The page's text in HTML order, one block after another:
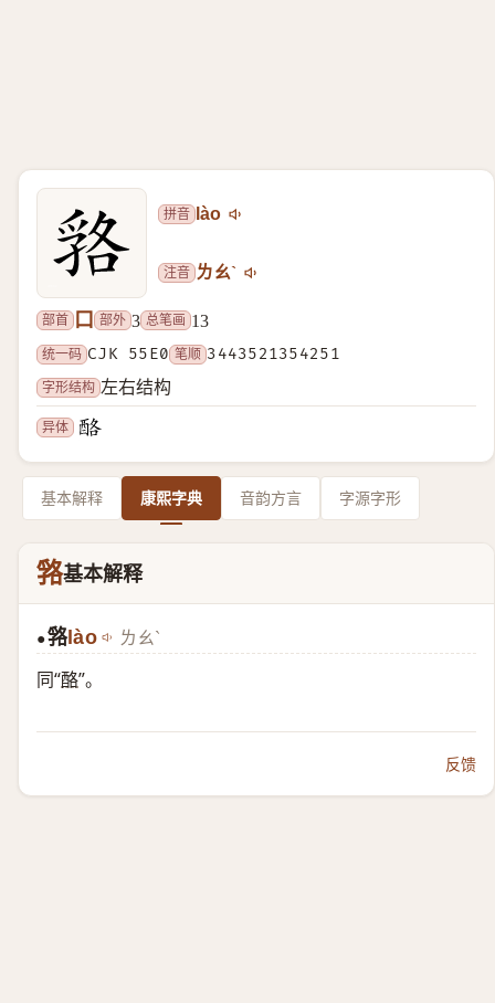
拼音 lào
注音 ㄌㄠˋ
部首 口 部外 3 总笔画 13
统一码 CJK 55E0 笔顺 3443521354251
字形结构 左右结构
异体
基本解释 康熙字典 音韵方言 字源字形
嗠基本解释
●嗠lào ㄌㄠˋ
同“酪”。
反馈